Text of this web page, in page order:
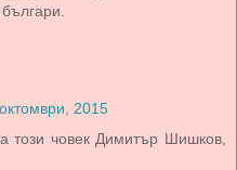
2015
човек Димитър Шишков,